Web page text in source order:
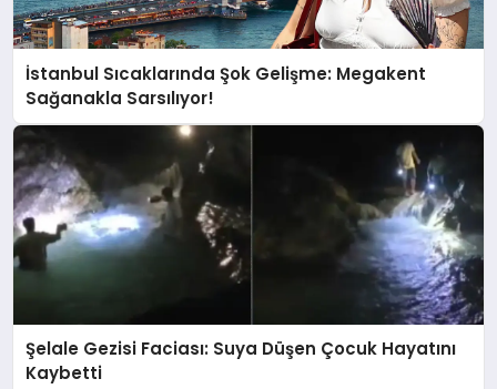
İstanbul Sıcaklarında Şok Gelişme: Megakent
Sağanakla Sarsılıyor!
Şelale Gezisi Faciası: Suya Düşen Çocuk Hayatını
Kaybetti